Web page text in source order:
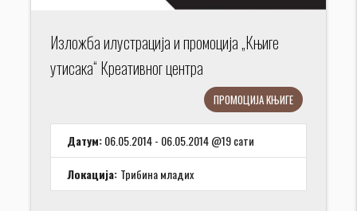
Изложба илустрација и промоција „Књиге
утисака“ Креативног центра
ПРОМОЦИЈА КЊИГЕ
Датум:06.05.2014 - 06.05.2014 @19 сати
Локација: Трибина младих